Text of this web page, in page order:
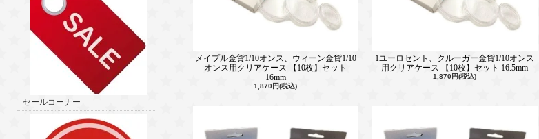
セールコーナー
メイプル金貨1/10オンス、ウィーン金貨1/10
オンス用クリアケース 【10枚】セット
16mm
1,870円(税込)
1ユーロセント、クルーガー金貨1/10オンス
用クリアケース 【10枚】セット 16.5mm
1,870円(税込)